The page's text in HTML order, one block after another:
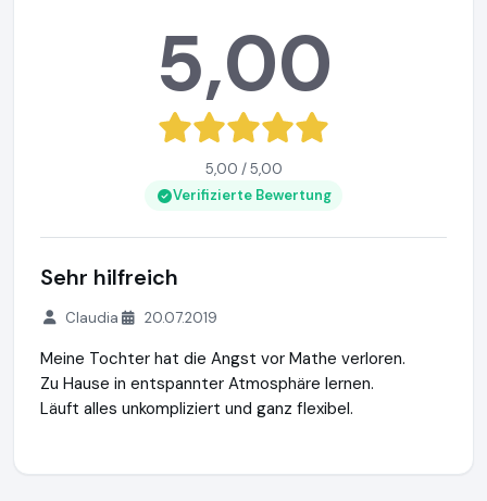
5,00
5,00 / 5,00
Verifizierte Bewertung
Sehr hilfreich
Claudia 20.07.2019
Meine Tochter hat die Angst vor Mathe verloren.
Zu Hause in entspannter Atmosphäre lernen.
Läuft alles unkompliziert und ganz flexibel.